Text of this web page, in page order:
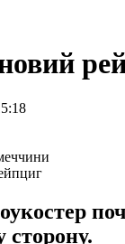
сторону.